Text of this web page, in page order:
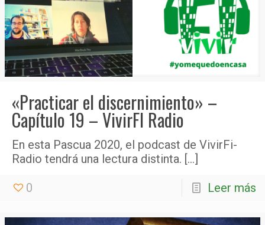
«Practicar el discernimiento» –
Capítulo 19 – VivirFI Radio
En esta Pascua 2020, el podcast de VivirFi-
Radio tendrá una lectura distinta. […]
0 Leer más